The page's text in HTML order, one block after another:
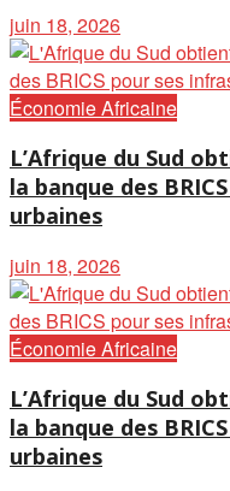
juin 18, 2026
Économie Africaine
L’Afrique du Sud
la banque des
urbaines
juin 18, 2026
Économie Africaine
L’Afrique du Sud
la banque des
urbaines